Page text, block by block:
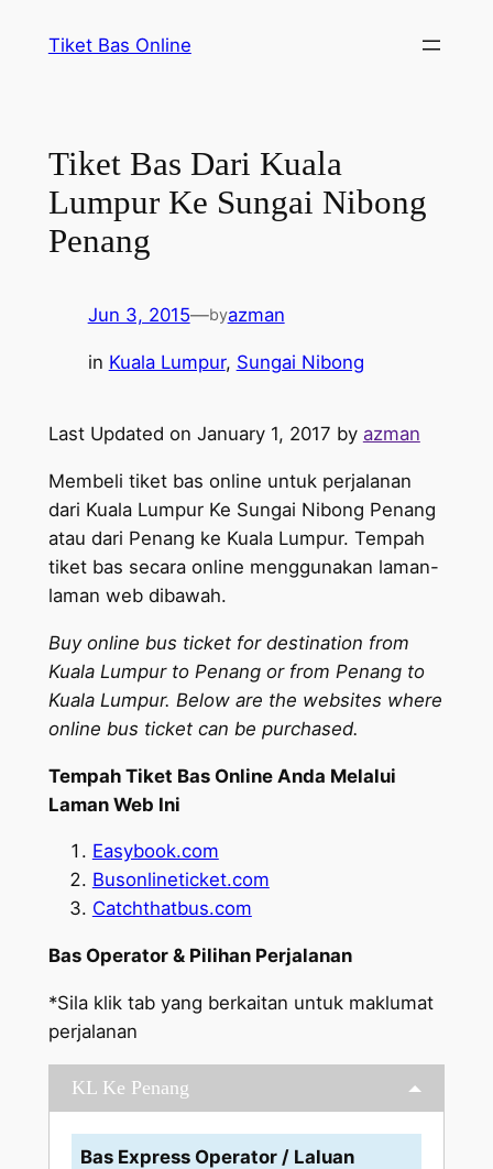
Tiket Bas Online
Tiket Bas Dari Kuala
Lumpur Ke Sungai Nibong
Penang
Jun 3, 2015—byazman
in Kuala Lumpur, Sungai Nibong
Last Updated on January 1, 2017 by azman
Membeli tiket bas online untuk perjalanan
dari Kuala Lumpur Ke Sungai Nibong Penang
atau dari Penang ke Kuala Lumpur. Tempah
tiket bas secara online menggunakan laman-
laman web dibawah.
Buy online bus ticket for destination from
Kuala Lumpur to Penang or from Penang to
Kuala Lumpur. Below are the websites where
online bus ticket can be purchased.
Tempah Tiket Bas Online Anda Melalui
Laman Web Ini
Easybook.com
Busonlineticket.com
Catchthatbus.com
Bas Operator & Pilihan Perjalanan
*Sila klik tab yang berkaitan untuk maklumat
perjalanan
KL Ke Penang
Bas Express Operator / Laluan